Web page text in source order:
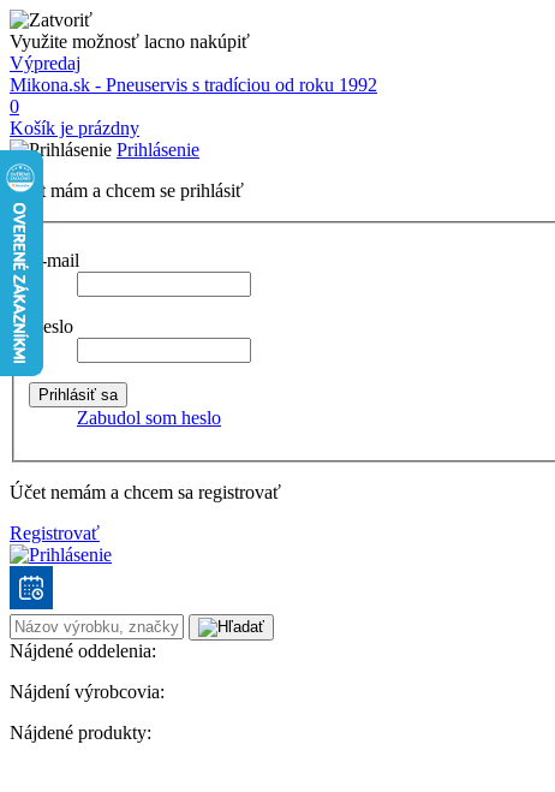
Využite možnosť lacno nakúpiť
Výpredaj
Mikona.sk - Pneuservis s tradíciou od roku 1992
0
Košík je prázdny
Prihlásenie
Účet mám a chcem se prihlásiť
E-mail
Heslo
Zabudol som heslo
Účet nemám a chcem sa registrovať
Registrovať
Nájdené oddelenia:
Nájdení výrobcovia:
Nájdené produkty: